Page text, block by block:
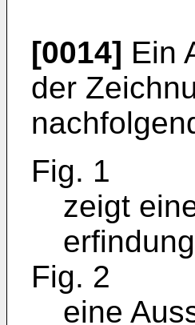
[0014] Ein
der
Fig. 1
zeigt
Fig. 2
eine